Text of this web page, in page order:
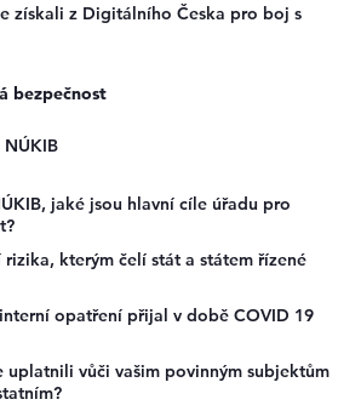
získali z Digitálního Česka pro boj s
bezpečnost
jaké jsou hlavní cíle úřadu pro
rizika, kterým čelí stát a státem řízené
opatření přijal v době COVID 19
uplatnili vůči vašim povinným subjektům